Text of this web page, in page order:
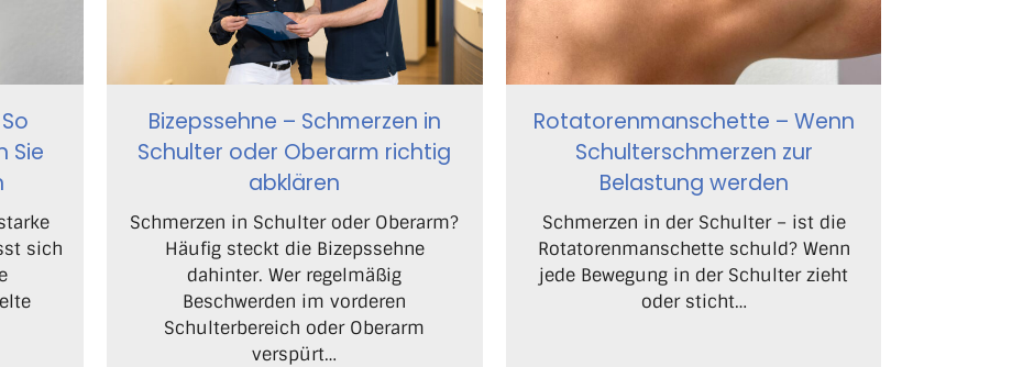
Sie
sich
Bizepssehne – Schmerzen in
Schulter oder Oberarm richtig
abklären
Schmerzen in Schulter oder Oberarm?
Häufig steckt die Bizepssehne
dahinter. Wer regelmäßig
Beschwerden im vorderen
Schulterbereich oder Oberarm
verspürt…
Rotatorenmanschette – Wenn
Schulterschmerzen zur
Belastung werden
Schmerzen in der Schulter – ist die
Rotatorenmanschette schuld? Wenn
jede Bewegung in der Schulter zieht
oder sticht…